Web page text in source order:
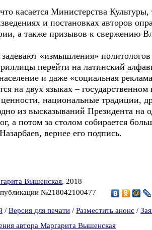
касается Министерства Культуры,
и постановках авторов
а также призывов к свержению
«измышления» политологов
перейти на латинский
и даже «социальная
на двух языках –
национальные традиции,
из высказываний Президента на
а потом за столом собирается
вернее его подпись.
Вышенская, 2018
№218042100477
/ Версия для печати / Разместить анонс /
автора Маргарита Вышенская